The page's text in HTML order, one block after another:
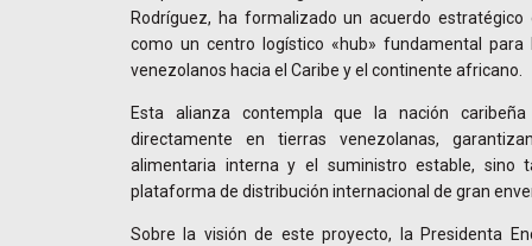
Rodríguez, ha formalizado un acuerdo estratégico
como un centro logístico «hub» fundamental
venezolanos hacia el Caribe y el continente africano.
Esta alianza contempla que la nación
directamente en tierras venezolanas,
alimentaria interna y el suministro estable, sino
plataforma de distribución internacional de gran
Sobre la visión de este proyecto, la Presidenta